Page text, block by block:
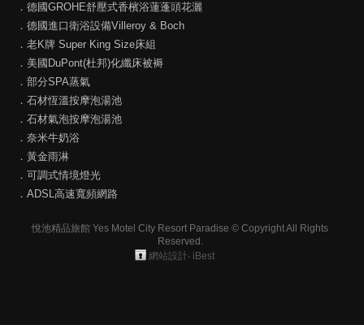
．德國GROHE舒壓式香檳浴蓮蓬頭花灑
．德國進口衛浴設備Villeroy & Boch
．老K牌 Super King Size床組
．美國DuPont(杜邦)化纖床被褥
．部分SPA蒸氣
．石材恆溫按摩泡湯池
．石材氣泡按摩泡湯池
．奈米牛奶浴
．黃金雨淋
．可調式情境燈光
．ADSL高速寬頻網路
悅池精品旅館 Yes Motel City Resort Paradise © Copyright All Rights
Reserved.
網站設計‧ iBest